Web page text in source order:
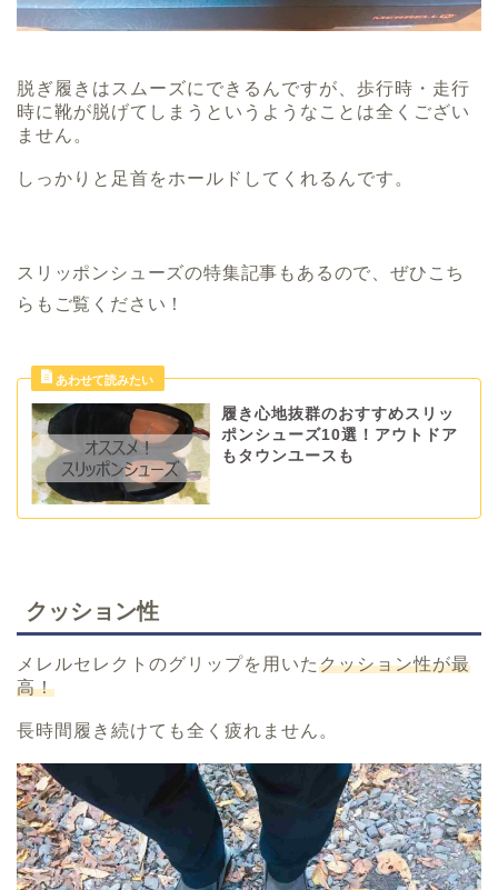
脱ぎ履きはスムーズにできるんですが、歩行時・走行
時に靴が脱げてしまうというようなことは全くござい
ません。
しっかりと足首をホールドしてくれるんです。
スリッポンシューズの特集記事もあるので、ぜひこち
らもご覧ください！
履き心地抜群のおすすめスリッ
ポンシューズ10選！アウトドア
もタウンユースも
クッション性
メレルセレクトのグリップを用いたクッション性が最
高！
長時間履き続けても全く疲れません。